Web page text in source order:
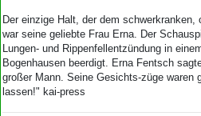
Der einzige Halt, der dem
war seine geliebte Frau Erna. Der
Lungen- und Rippenfellentzündung in
Bogenhausen beerdigt. Erna Fentsch
großer Mann. Seine Gesichts-züge
lassen!" kai-press